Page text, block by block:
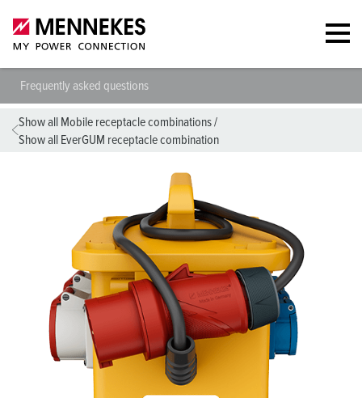
Frequently asked questions
Show all Mobile receptacle combinations/
Show all EverGUM receptacle combination